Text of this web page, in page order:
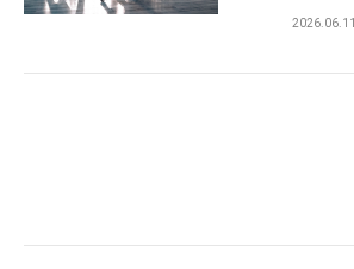
2026.06.11